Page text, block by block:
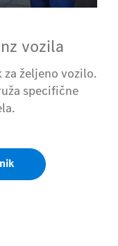
vozila
željeno vozilo.
specifične